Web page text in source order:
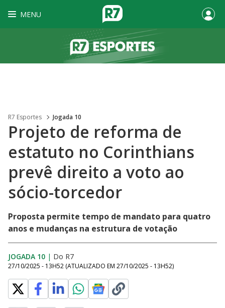
MENU
R7 Esportes Jogada 10
Projeto de reforma de
estatuto no Corinthians
prevê direito a voto ao
sócio-torcedor
Proposta permite tempo de mandato para quatro
anos e mudanças na estrutura de votação
JOGADA 10 | Do R7
27/10/2025 - 13H52 (ATUALIZADO EM 27/10/2025 - 13H52)